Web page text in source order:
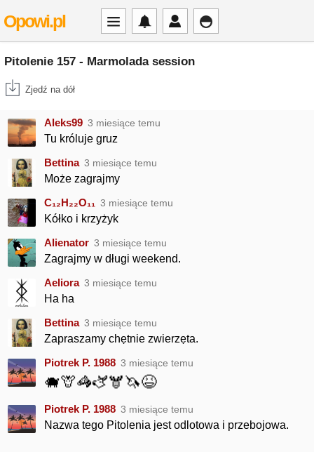
Opowi.pl
Pitolenie 157 - Marmolada session
Zjedź na dół
Aleks99 3 miesiące temu
Tu króluje gruz
Bettina 3 miesiące temu
Może zagrajmy
C₁₂H₂₂O₁₁ 3 miesiące temu
Kółko i krzyżyk
Alienator 3 miesiące temu
Zagrajmy w długi weekend.
Aeliora 3 miesiące temu
Ha ha
Bettina 3 miesiące temu
Zapraszamy chẹtnie zwierzẹta.
Piotrek P. 1988 3 miesiące temu
🐗🦒🦓🫏🫎🦄😆
Piotrek P. 1988 3 miesiące temu
Nazwa tego Pitolenia jest odlotowa i przebojowa.